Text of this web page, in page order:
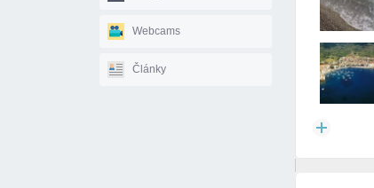
Webcams
Články